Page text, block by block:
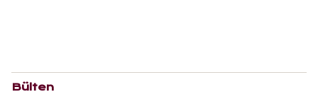
Bülten